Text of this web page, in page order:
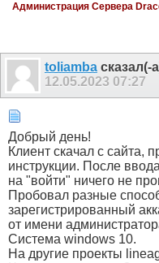
Администрация Сервера
toliamba сказал(-
12.05.2023 07:27
Добрый день!
Клиент скачал с сайта,
инструкции. После
на "войти" ничего не
Пробовал разные
зарегистрированный
от имени
Система windows 10.
На другие проекты